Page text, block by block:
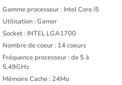
Gamme processeur : Intel Core i5
Utilisation : Gamer
Socket : INTEL LGA1700
Nombre de coeur : 14 coeurs
Fréquence processeur : de 5 à
5,49GHz
Mémoire Cache : 24Mo